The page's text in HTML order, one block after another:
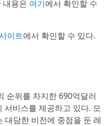
용은 여기에서 확인할 수
이트에서 확인할 수 있다.
순위를 차지한 690억달러
서비스를 제공하고 있다. 모
담한 비전에 중점을 둔 레